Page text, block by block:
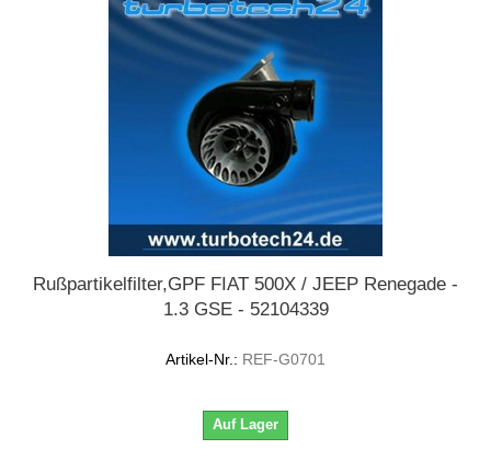
Rußpartikelfilter,GPF FIAT 500X / JEEP Renegade -
1.3 GSE - 52104339
Artikel-Nr.: REF-G0701
Auf Lager